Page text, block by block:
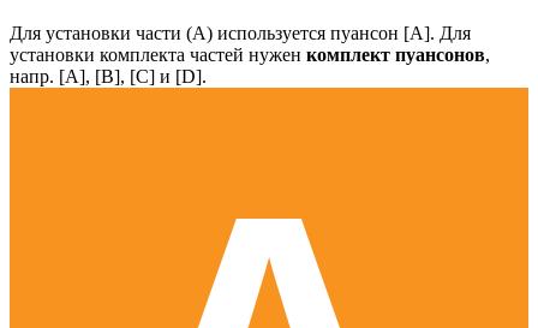
Для установки части (А) используется пуансон [А]. Для
установки комплекта частей нужен комплект пуансонов,
напр. [А], [B], [С] и [D].